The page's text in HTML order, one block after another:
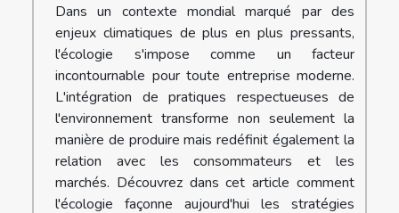
Dans un contexte mondial marqué par des
enjeux climatiques de plus en plus pressants,
l'écologie s'impose comme un facteur
incontournable pour toute entreprise moderne.
L'intégration de pratiques respectueuses de
l'environnement transforme non seulement la
manière de produire mais redéfinit également la
relation avec les consommateurs et les
marchés. Découvrez dans cet article comment
l'écologie façonne aujourd'hui les stratégies